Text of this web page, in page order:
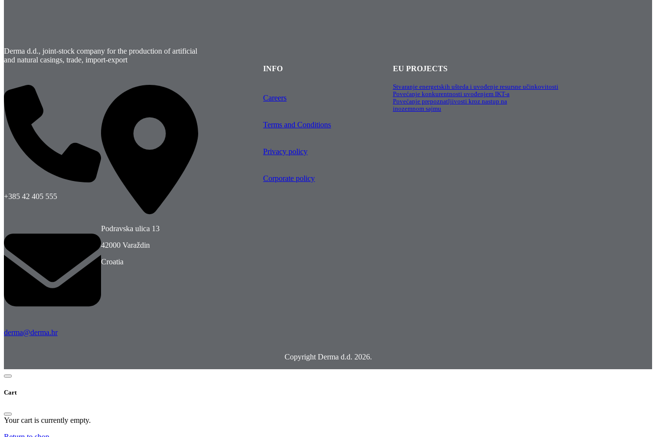
Derma d.d., joint-stock company for the production of artificial
and natural casings, trade, import-export
+385 42 405 555
derma@derma.hr
Podravska ulica 13
42000 Varaždin
Croatia
INFO
Careers
Terms and Conditions
Privacy policy
Corporate policy
EU PROJECTS
Stvaranje energetskih ušteda i uvođenje resursne učinkovitosti
Povećanje konkurentnosti uvođenjem IKT-a
Povećanje prepoznatljivosti kroz nastup na
inozemnom sajmu
Copyright Derma d.d. 2026.
Cart
Your cart is currently empty.